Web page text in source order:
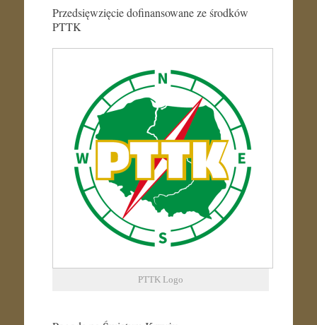
Przedsięwzięcie dofinansowane ze środków
PTTK
PTTK Logo